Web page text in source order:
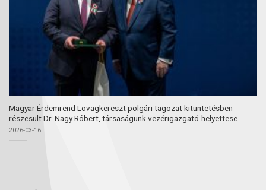
Magyar Érdemrend Lovagkereszt polgári tagozat kitüntetésben
részesült Dr. Nagy Róbert, társaságunk vezérigazgató-helyettese
2026-03-16